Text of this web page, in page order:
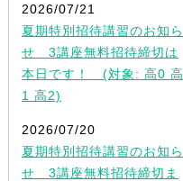
2026/07/21
夏期特別招待講習のお知ら
せ 3講座無料招待締切は
本日です！ (対象: 高0 高
1 高2)
2026/07/20
夏期特別招待講習のお知ら
せ 3講座無料招待締切ま